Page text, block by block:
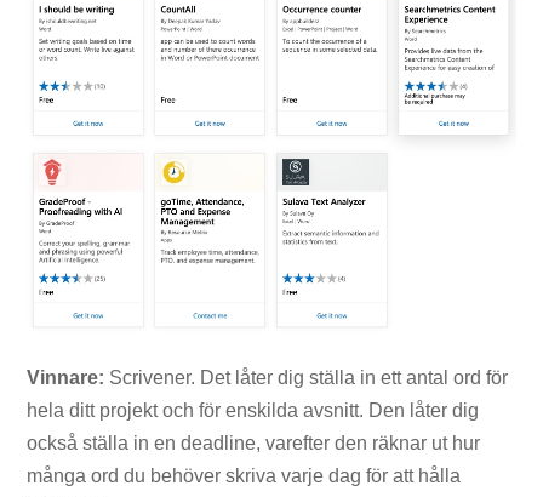
Vinnare: Scrivener. Det låter dig ställa in ett antal ord för
hela ditt projekt och för enskilda avsnitt. Den låter dig
också ställa in en deadline, varefter den räknar ut hur
många ord du behöver skriva varje dag för att hålla